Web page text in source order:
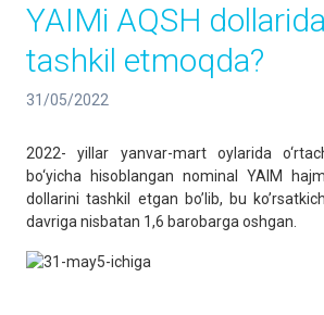
YAIMi AQSH
tashkil etmoqda?
31/05/2022
2022- yillar yanvar-mart oylarida
bo‘yicha hisoblangan nominal YAIM
dollarini tashkil etgan bo’lib, bu
davriga nisbatan 1,6 barobarga oshgan.